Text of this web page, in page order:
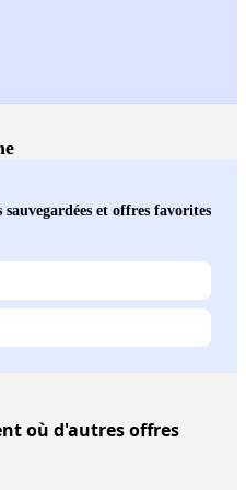
sauvegardées et offres favorites
où d'autres offres